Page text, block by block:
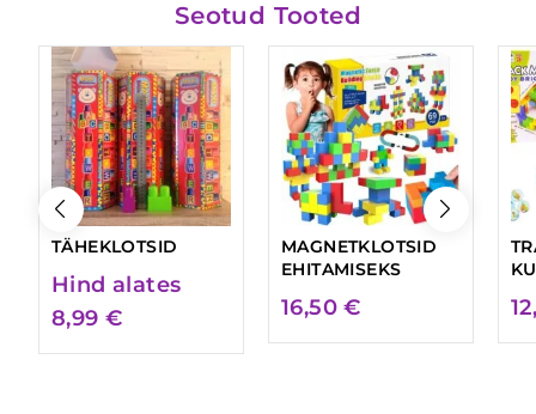
Seotud Tooted
TÄHEKLOTSID
Hind alates
8,99 €
MAGNETKLOTSID
EHITAMISEKS
16,50€